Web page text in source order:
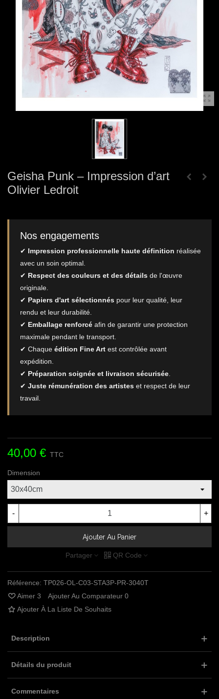
Geisha Punk – Impression d’art
Olivier Ledroit
Nos engagements
✔ Impression professionnelle haute définition réalisée
avec un soin optimal.
✔ Respect des couleurs et des détails de l'œuvre
originale.
✔ Papiers d'art sélectionnés pour leur qualité, leur
rendu et leur durabilité.
✔ Emballage renforcé afin de garantir une protection
maximale pendant le transport.
✔ Chaque édition Fine Art est contrôlée avant
expédition.
✔ Préparation soignée et livraison sécurisée
✔ Juste rémunération des artistes et respect de leur
travail.
40,00 € TTC
Dimension
- +
Ajouter Au Panier
Partager QR Code
Référence: TP026-OL-C03-STA3P-PR-3040T
Aimer 3 Ajouter Au Comparateur 0
Ajouter À La Liste De Souhaits
Description
Détails du produit
Commentaires